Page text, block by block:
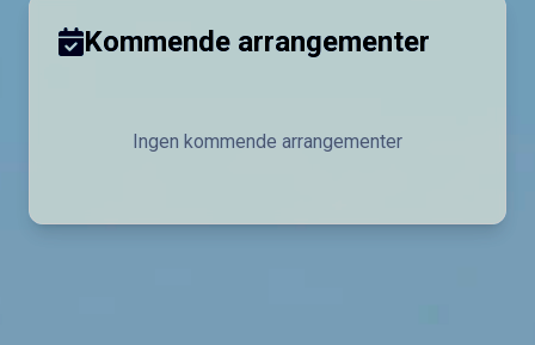
Kommende arrangementer
Ingen kommende arrangementer